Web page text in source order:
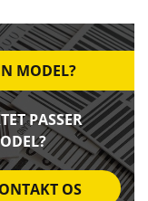
MODEL?
PASSER
OS